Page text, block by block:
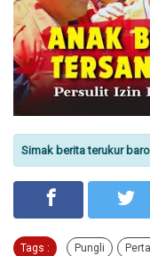
Simak berita terukur
Tags : Pungli